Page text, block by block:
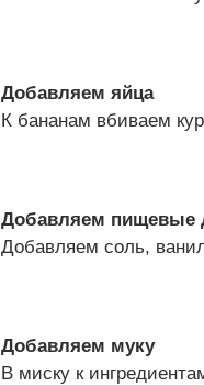
Добавляем яйца
К бананам вбиваем
Добавляем пищевые
Добавляем соль,
Добавляем муку
В миску к